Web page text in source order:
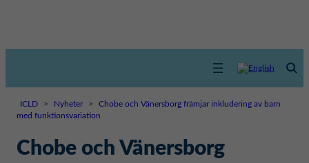
ICLD > Nyheter >
Chobe och Vänersborg främjar inkludering av barn
med funktionsvariation
Chobe och Vänersborg